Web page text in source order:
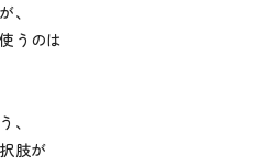
、
うのは
、
肢が